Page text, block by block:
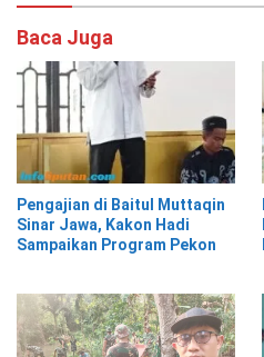
Baca Juga
Pengajian di Baitul Muttaqin
Sinar Jawa, Kakon Hadi
Sampaikan Program Pekon